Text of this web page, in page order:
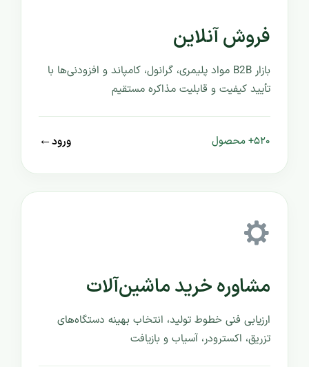
فروش آنلاین
بازار B2B مواد پلیمری، گرانول، کامپاند و افزودنی‌ها با
تأیید کیفیت و قابلیت مذاکره مستقیم
۵۲۰+ محصول ورود←
مشاوره خرید ماشین‌آلات
ارزیابی فنی خطوط تولید، انتخاب بهینه دستگاه‌های
تزریق، اکسترودر، آسیاب و بازیافت